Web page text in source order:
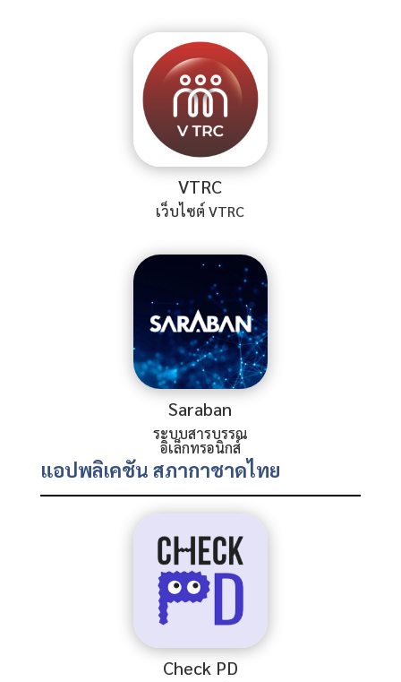
VTRC
เว็บไซต์ VTRC
Saraban
ระบบสารบรรณ
อิเล็กทรอนิกส์
แอปพลิเคชัน สภากาชาดไทย
Check PD